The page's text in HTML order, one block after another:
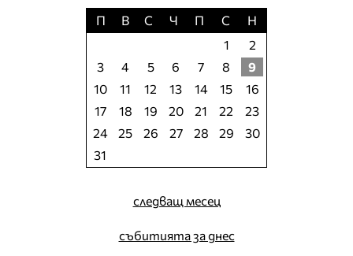
П
В С Ч П С
Н
1
2
3
4 5 6 7 8
9
10
11 12 13 14 15
16
17
18 19 20 21 22
23
24
25 26 27 28 29
30
31
следващ месец
събитията за днес